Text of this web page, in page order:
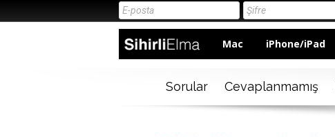
Mac iPhone/iPad
Sorular Cevaplanmamış